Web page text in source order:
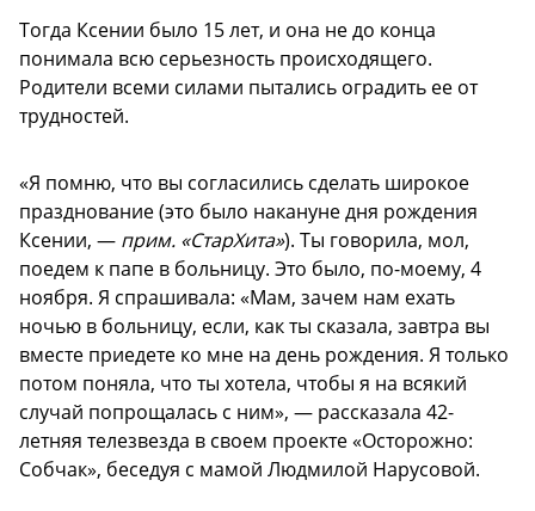
Тогда Ксении было 15 лет, и она не до конца
понимала всю серьезность происходящего.
Родители всеми силами пытались оградить ее от
трудностей.
«Я помню, что вы согласились сделать широкое
празднование (это было накануне дня рождения
Ксении, — прим. «СтарХита»). Ты говорила, мол,
поедем к папе в больницу. Это было, по-моему, 4
ноября. Я спрашивала: «Мам, зачем нам ехать
ночью в больницу, если, как ты сказала, завтра вы
вместе приедете ко мне на день рождения. Я только
потом поняла, что ты хотела, чтобы я на всякий
случай попрощалась с ним», — рассказала 42-
летняя телезвезда в своем проекте «Осторожно:
Собчак», беседуя с мамой Людмилой Нарусовой.